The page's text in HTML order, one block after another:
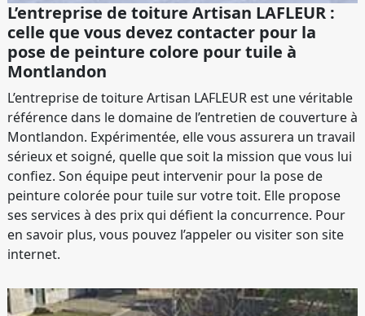
L’entreprise de toiture Artisan LAFLEUR :
celle que vous devez contacter pour la
pose de peinture colore pour tuile à
Montlandon
L’entreprise de toiture Artisan LAFLEUR est une véritable
référence dans le domaine de l’entretien de couverture à
Montlandon. Expérimentée, elle vous assurera un travail
sérieux et soigné, quelle que soit la mission que vous lui
confiez. Son équipe peut intervenir pour la pose de
peinture colorée pour tuile sur votre toit. Elle propose
ses services à des prix qui défient la concurrence. Pour
en savoir plus, vous pouvez l’appeler ou visiter son site
internet.